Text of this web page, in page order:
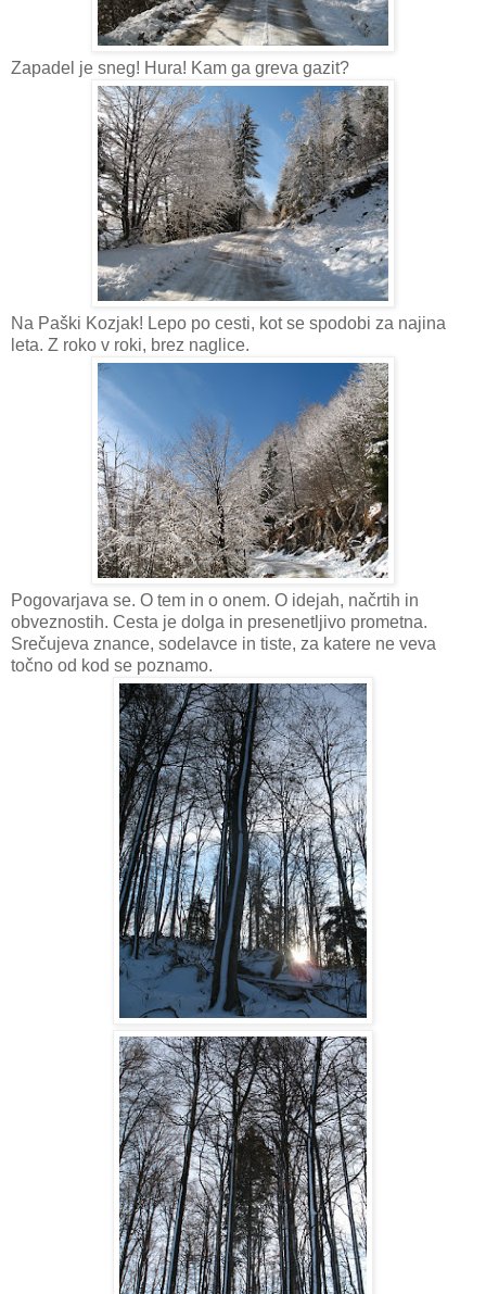
Zapadel je sneg! Hura! Kam ga greva gazit?
Na Paški Kozjak! Lepo po cesti, kot se spodobi za najina
leta. Z roko v roki, brez naglice.
Pogovarjava se. O tem in o onem. O idejah, načrtih in
obveznostih. Cesta je dolga in presenetljivo prometna.
Srečujeva znance, sodelavce in tiste, za katere ne veva
točno od kod se poznamo.